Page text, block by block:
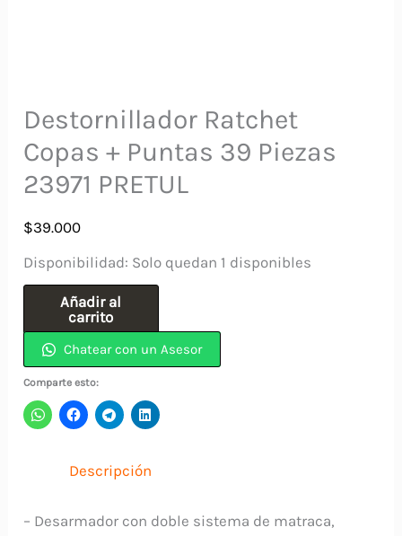
Destornillador Ratchet
Copas + Puntas 39 Piezas
23971 PRETUL
$39.000
Disponibilidad: Solo quedan 1 disponibles
Destornillador
Ratchet
Copas
+
Puntas
PRETUL
Añadir al
carrito
Chatear con un Asesor
Comparte esto:
Descripción
– Desarmador con doble sistema de matraca,